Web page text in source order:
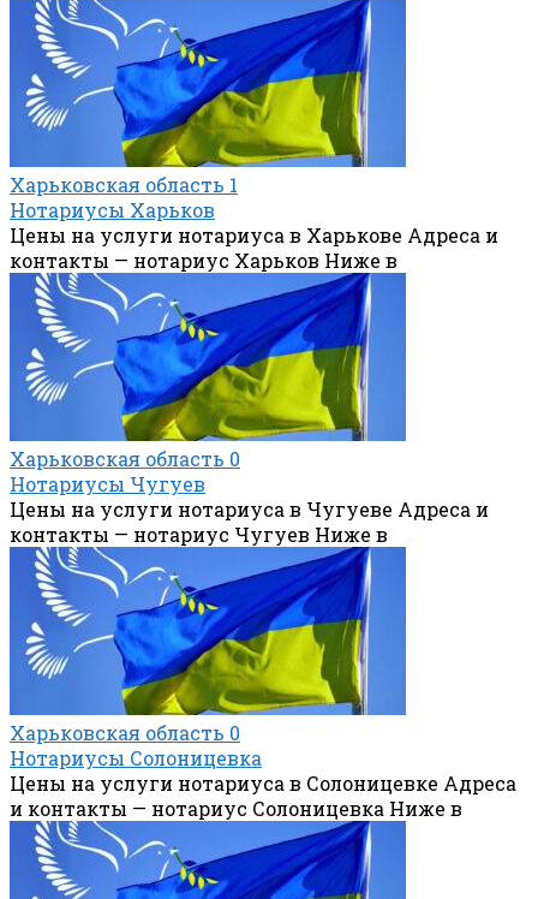
Харьковская область 1
Нотариусы Харьков
Цены на услуги нотариуса в Харькове Адреса и
контакты — нотариус Харьков Ниже в
Харьковская область 0
Нотариусы Чугуев
Цены на услуги нотариуса в Чугуеве Адреса и
контакты — нотариус Чугуев Ниже в
Харьковская область 0
Нотариусы Солоницевка
Цены на услуги нотариуса в Солоницевке Адреса
и контакты — нотариус Солоницевка Ниже в